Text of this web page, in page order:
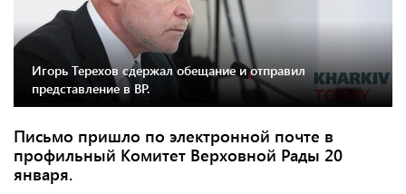
Игорь Терехов сдержал обещание и отправил
представление в ВР.
Письмо пришло по электронной почте в
профильный Комитет Верховной Рады 20
января.